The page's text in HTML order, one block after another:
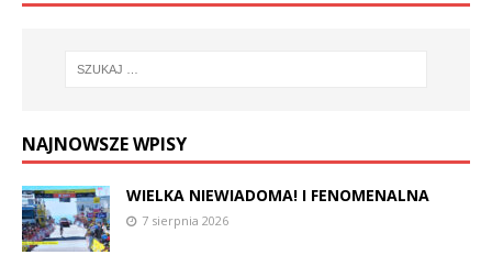
NAJNOWSZE WPISY
WIELKA NIEWIADOMA! I FENOMENALNA
7 sierpnia 2026